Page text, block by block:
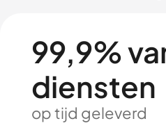
99,9%
diensten
op tijd geleverd